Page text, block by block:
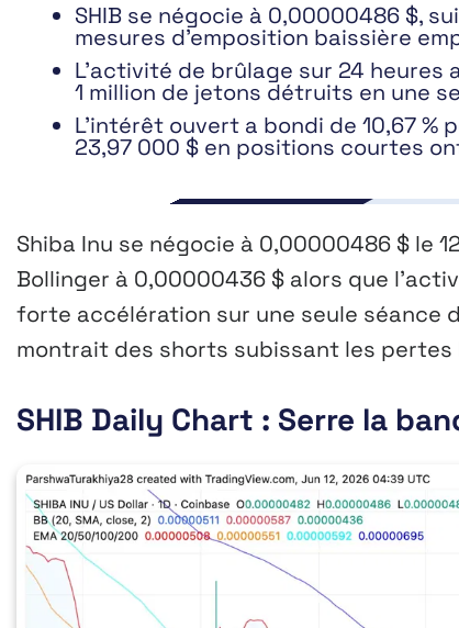
SHIB se négocie à 0,00000486 $,
mesures d’emposition baissière
L’activité de brûlage sur 24 heures
1 million de jetons détruits en une
L’intérêt ouvert a bondi de 10,67 %
23,97 000 $ en positions courtes
Shiba Inu se négocie à 0,00000486 $ le
Bollinger à 0,00000436 $ alors que
forte accélération sur une seule séance
montrait des shorts subissant les
SHIB Daily Chart : Serre la